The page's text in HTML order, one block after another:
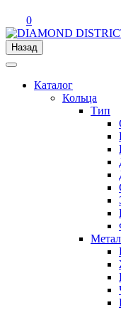
0
Назад
Каталог
Кольца
Тип